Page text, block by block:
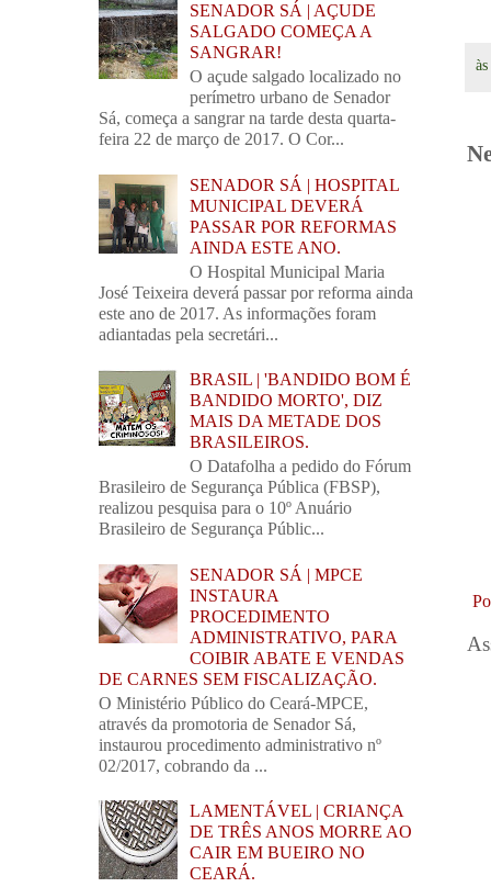
às
SENADOR SÁ | AÇUDE
SALGADO COMEÇA A
SANGRAR!
O açude salgado localizado no
perímetro urbano de Senador
Sá, começa a sangrar na tarde desta quarta-
feira 22 de março de 2017. O Cor...
SENADOR SÁ | HOSPITAL
MUNICIPAL DEVERÁ
PASSAR POR REFORMAS
AINDA ESTE ANO.
O Hospital Municipal Maria
José Teixeira deverá passar por reforma ainda
este ano de 2017. As informações foram
adiantadas pela secretári...
BRASIL | 'BANDIDO BOM É
BANDIDO MORTO', DIZ
MAIS DA METADE DOS
BRASILEIROS.
O Datafolha a pedido do Fórum
Brasileiro de Segurança Pública (FBSP),
realizou pesquisa para o 10º Anuário
Brasileiro de Segurança Públic...
SENADOR SÁ | MPCE
INSTAURA
PROCEDIMENTO
ADMINISTRATIVO, PARA
COIBIR ABATE E VENDAS
DE CARNES SEM FISCALIZAÇÃO.
O Ministério Público do Ceará-MPCE,
através da promotoria de Senador Sá,
instaurou procedimento administrativo nº
02/2017, cobrando da ...
LAMENTÁVEL | CRIANÇA
DE TRÊS ANOS MORRE AO
CAIR EM BUEIRO NO
CEARÁ.